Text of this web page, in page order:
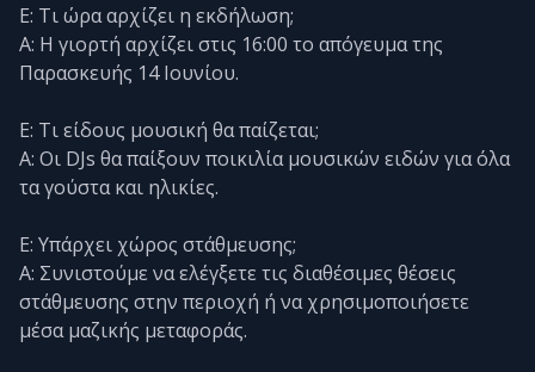
Ε: Τι ώρα αρχίζει η εκδήλωση;
Α: Η γιορτή αρχίζει στις 16:00 το απόγευμα της
Παρασκευής 14 Ιουνίου.
Ε: Τι είδους μουσική θα παίζεται;
Α: Οι DJs θα παίξουν ποικιλία μουσικών ειδών για όλα
τα γούστα και ηλικίες.
Ε: Υπάρχει χώρος στάθμευσης;
Α: Συνιστούμε να ελέγξετε τις διαθέσιμες θέσεις
στάθμευσης στην περιοχή ή να χρησιμοποιήσετε
μέσα μαζικής μεταφοράς.